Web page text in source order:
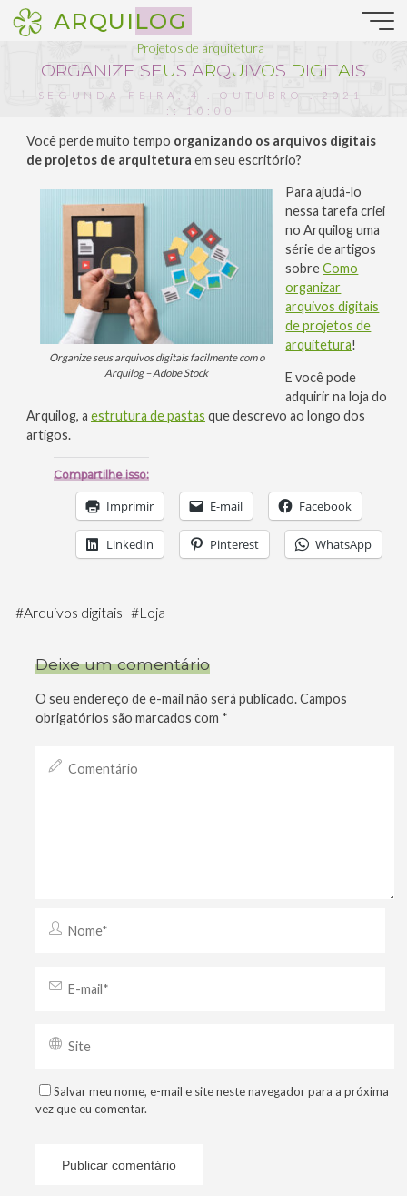
Pular
para
conteúdo
ARQUILOG
Projetos de arquitetura
ORGANIZE SEUS ARQUIVOS DIGITAIS
SEGUNDA-FEIRA, 4 . OUTUBRO . 2021
:: 10:00
Você perde muito tempo organizando os arquivos digitais
de projetos de arquitetura em seu escritório?
Organize seus arquivos digitais facilmente com o
Arquilog – Adobe Stock
Para ajudá-lo
nessa tarefa criei
no Arquilog uma
série de artigos
sobreComo
organizar
arquivos digitais
de projetos de
arquitetura!
E você pode
adquirir na loja do
Arquilog, aestrutura de pastas que descrevo ao longo dos
artigos.
Compartilhe isso:
Imprimir E-mail Facebook
LinkedIn Pinterest WhatsApp
#Arquivos digitais #Loja
Deixe um comentário
O seu endereço de e-mail não será publicado.Campos
obrigatórios são marcados com *
Salvar meu nome, e-mail e site neste navegador para a próxima
vez que eu comentar.